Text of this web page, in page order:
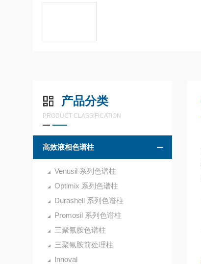
产品分类
PRODUCT CLASSIFICATION
高效液相色谱柱
Venusil 系列色谱柱
Optimix 系列色谱柱
Durashell 系列色谱柱
Promosil 系列色谱柱
三聚氰胺色谱柱
三聚氰胺前处理柱
Innoval